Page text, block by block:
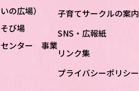
の広場）
び場
センター 事業
子育てサークルの案内
SNS・広報紙
リンク集
プライバシーポリシー